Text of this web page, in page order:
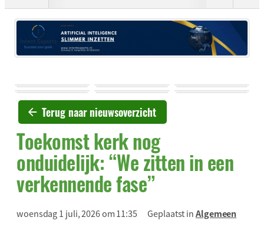
Terug naar nieuwsoverzicht
Toekomst kerk nog
onduidelijk: “We zitten in een
verkennende fase”
woensdag 1 juli, 2026 om 11:35 Geplaatst inAlgemeen